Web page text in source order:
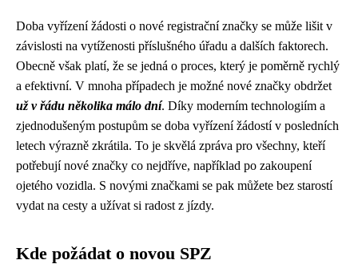
Doba vyřízení žádosti o nové registrační značky se může lišit v
závislosti na vytíženosti příslušného úřadu a dalších faktorech.
Obecně však platí, že se jedná o proces, který je poměrně rychlý
a efektivní. V mnoha případech je možné nové značky obdržet
už v řádu několika málo dní. Díky moderním technologiím a
zjednodušeným postupům se doba vyřízení žádostí v posledních
letech výrazně zkrátila. To je skvělá zpráva pro všechny, kteří
potřebují nové značky co nejdříve, například po zakoupení
ojetého vozidla. S novými značkami se pak můžete bez starostí
vydat na cesty a užívat si radost z jízdy.
Kde požádat o novou SPZ